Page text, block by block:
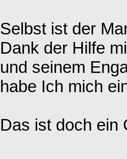
Selbst ist der
Dank der Hilfe
und seinem
habe Ich mich
Das ist doch ein